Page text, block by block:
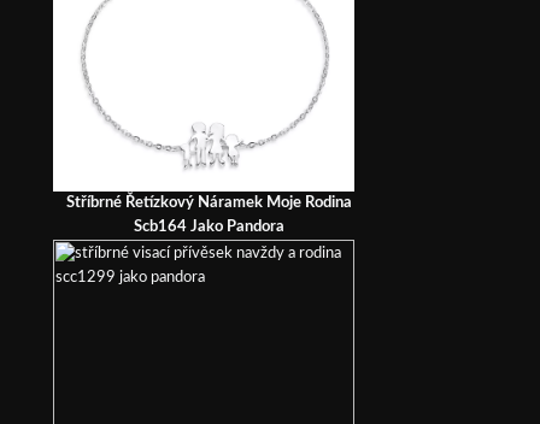
Stříbrné Řetízkový Náramek Moje Rodina
Scb164 Jako Pandora